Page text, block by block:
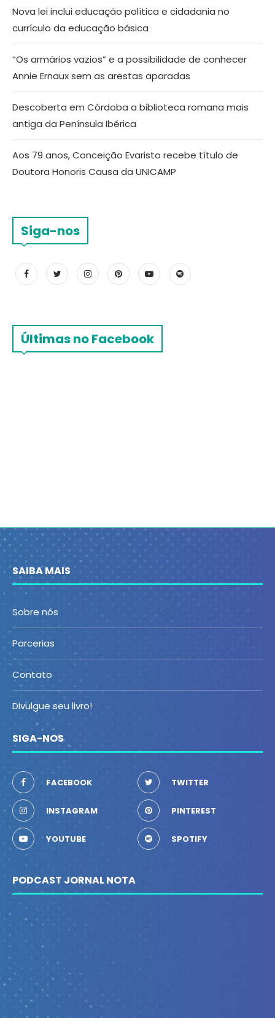
Nova lei inclui educação política e cidadania no
currículo da educação básica
“Os armários vazios” e a possibilidade de conhecer
Annie Ernaux sem as arestas aparadas
Descoberta em Córdoba a biblioteca romana mais
antiga da Península Ibérica
Aos 79 anos, Conceição Evaristo recebe título de
Doutora Honoris Causa da UNICAMP
Siga-nos
Últimas no Facebook
SAIBA MAIS
Sobre nós
Parcerias
Contato
Divulgue seu livro!
SIGA-NOS
FACEBOOK TWITTER
INSTAGRAM PINTEREST
YOUTUBE SPOTIFY
PODCAST JORNAL NOTA